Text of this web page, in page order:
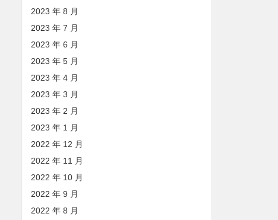
2023 年 8 月
2023 年 7 月
2023 年 6 月
2023 年 5 月
2023 年 4 月
2023 年 3 月
2023 年 2 月
2023 年 1 月
2022 年 12 月
2022 年 11 月
2022 年 10 月
2022 年 9 月
2022 年 8 月